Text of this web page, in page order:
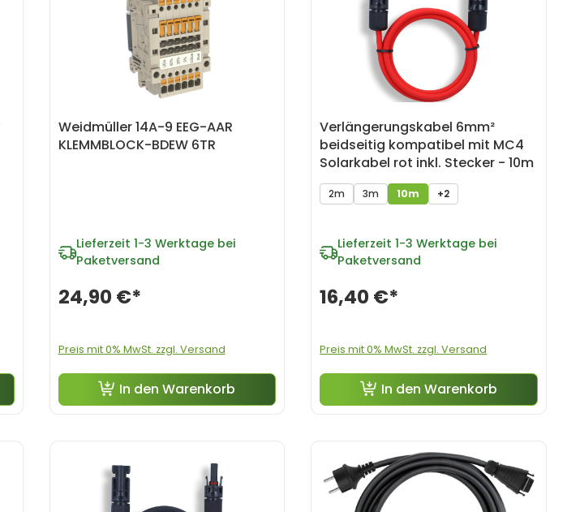
Weidmüller 14A-9 EEG-AAR
KLEMMBLOCK-BDEW 6TR
Lieferzeit 1-3 Werktage bei
Paketversand
24,90 €*
Preis mit 0% MwSt. zzgl. Versand
In den Warenkorb
Verlängerungskabel 6mm²
beidseitig kompatibel mit MC4
Solarkabel rot inkl. Stecker - 10m
2m 3m 10m +2
Lieferzeit 1-3 Werktage bei
Paketversand
16,40 €*
Preis mit 0% MwSt. zzgl. Versand
In den Warenkorb